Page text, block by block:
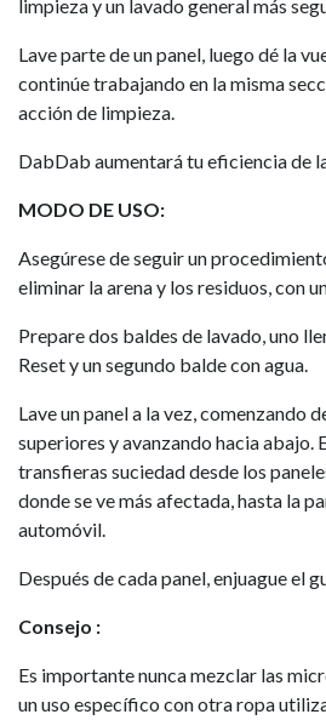
limpieza y un lavado general más
Lave parte de un panel, luego dé la
continúe trabajando en la misma
acción de limpieza.
DabDab aumentará tu eficiencia de
MODO DE USO:
Asegúrese de seguir un
eliminar la arena y los residuos, con
Prepare dos baldes de lavado, uno
Reset y un segundo balde con agua.
Lave un panel a la vez, comenzando
superiores y avanzando hacia abajo.
transfieras suciedad desde los
donde se ve más afectada, hasta la
automóvil.
Después de cada panel, enjuague el
Consejo :
Es importante nunca mezclar las
un uso específico con otra ropa